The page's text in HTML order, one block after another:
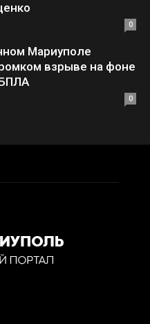
0
Мариуполе
взрыве на фоне
0